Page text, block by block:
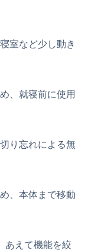
室など少し動き
、就寝前に使用
り忘れによる無
、本体まで移動
あえて機能を絞